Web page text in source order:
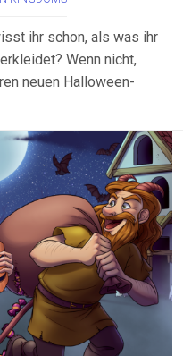
ihr schon, als was ihr
Wenn nicht,
neuen Halloween-